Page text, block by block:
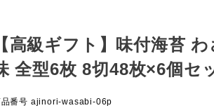
高級ギフト】味付海苔 わ
全型6枚 8切48枚×6個セ
番号 ajinori-wasabi-06p